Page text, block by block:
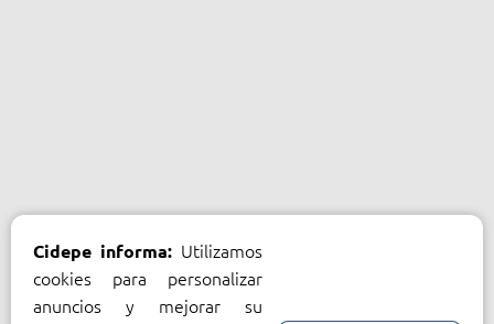
Cidepe informa: Utilizamos
cookies para personalizar
anuncios y mejorar su